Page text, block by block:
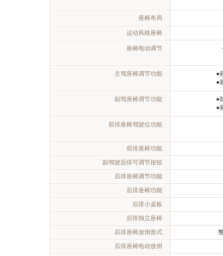
座椅布局
运动风格座椅
座椅电动调节
主驾座椅调节功能
●
●
副驾座椅调节功能
●
●
前排座椅驾驶位功能
前排座椅功能
副驾驶后排可调节按钮
后排座椅调节功能
后排座椅功能
后排小桌板
后排独立座椅
后排座椅放倒形式
后排座椅电动放倒